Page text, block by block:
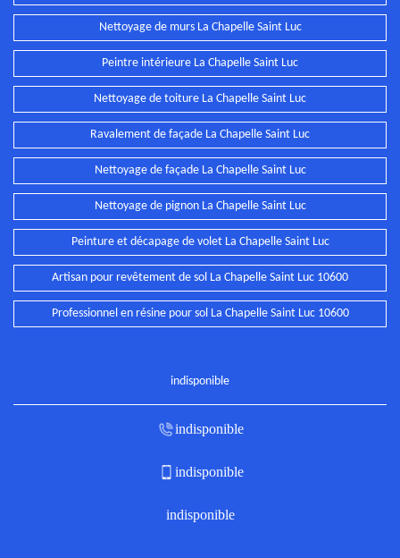
Nettoyage de murs La Chapelle Saint Luc
Peintre intérieure La Chapelle Saint Luc
Nettoyage de toiture La Chapelle Saint Luc
Ravalement de façade La Chapelle Saint Luc
Nettoyage de façade La Chapelle Saint Luc
Nettoyage de pignon La Chapelle Saint Luc
Peinture et décapage de volet La Chapelle Saint Luc
Artisan pour revêtement de sol La Chapelle Saint Luc 10600
Professionnel en résine pour sol La Chapelle Saint Luc 10600
indisponible
indisponible
indisponible
indisponible